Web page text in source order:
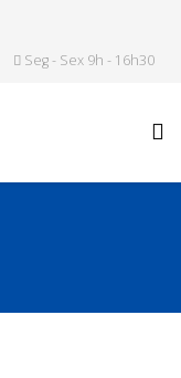
Seg - Sex 9h - 16h30